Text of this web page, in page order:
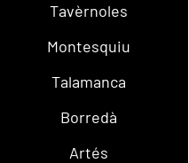
Tavèrnoles
Montesquiu
Talamanca
Borredà
Artés